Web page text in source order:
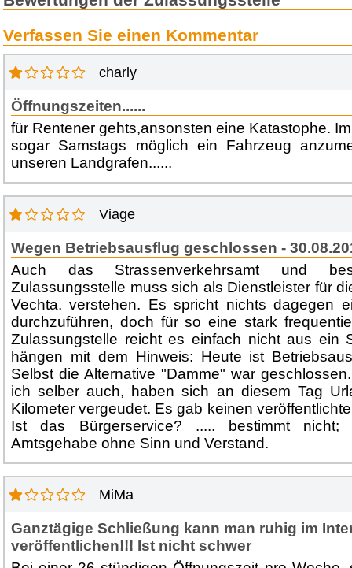
Verfassen Sie einen Kommentar
charly
Öffnungszeiten......
für Rentener gehts,ansonsten eine Katastophe.
sogar Samstags möglich ein Fahrzeug
unseren Landgrafen......
Viage
Wegen Betriebsausflug geschlossen -
Auch das Strassenverkehrsamt und
Zulassungsstelle muss sich als Dienstleister für
Vechta. verstehen. Es spricht nichts dagegen
durchzuführen, doch für so eine stark
Zulassungstelle reicht es einfach nicht aus ein
hängen mit dem Hinweis: Heute ist
Selbst die Alternative "Damme" war
ich selber auch, haben sich an diesem Tag
Kilometer vergeudet. Es gab keinen
Ist das Bürgerservice? ..... bestimmt nicht;
Amtsgehabe ohne Sinn und Verstand.
MiMa
Ganztägige Schließung kann man ruhig im
veröffentlichen!!! Ist nicht schwer